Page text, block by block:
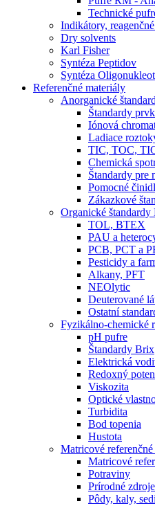
Technické
Indikátory,
Dry solvents
Karl Fisher
Syntéza Peptidov
Syntéza
Referenčné materiály
Anorganické
Štandardy
Iónová
Ladiace
TIC, TOC,
Chemická
Štandardy pre
Pomocné
Zákazkové
Organické
TOL, BTEX
PAU a
PCB, PCT a
Pesticidy a
Alkany, PFT
NEOlytic
Deuterované
Ostatní
Fyzikálno-chemické
pH pufre
Štandardy Brix
Elektrická
Redoxný
Viskozita
Optické
Turbidita
Bod topenia
Hustota
Matricové
Matricové
Potraviny
Prírodné
Pôdy, kaly,